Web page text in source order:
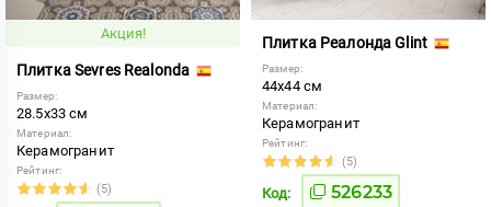
Акция!
Плитка Sevres Realonda
Размер:
28.5x33 см
Материал:
Керамогранит
Рейтинг:
(5)
Плитка Реалонда Glint
Размер:
44x44 см
Материал:
Керамогранит
Рейтинг:
(5)
Код: 526233